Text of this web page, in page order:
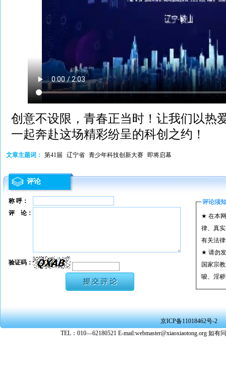
创意不设限，青春正当时！让我们以热
一起奔赴这场精彩纷呈的科创之约！
文章主题词： 第41届 辽宁省 青少年科技创新大赛 即将启幕
评论
称 呼： 评论须知
★ 在本
律、真
有关法
★ 请勿
国家宗
唆、淫
★ 承担
★ 在本
转载、
★ 参与
评 论：
验证码：
京ICP备11018462号-2
TEL：010—62180521 E-mail:webmaster@xiaoxiaotong.org 如